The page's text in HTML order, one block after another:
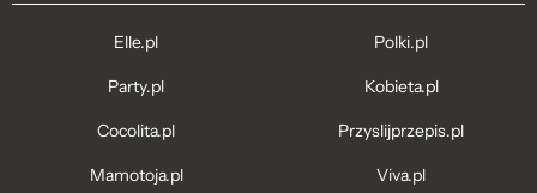
Elle.pl
Party.pl
Cocolita.pl
Mamotoja.pl
Polki.pl
Kobieta.pl
Przyslijprzepis.pl
Viva.pl